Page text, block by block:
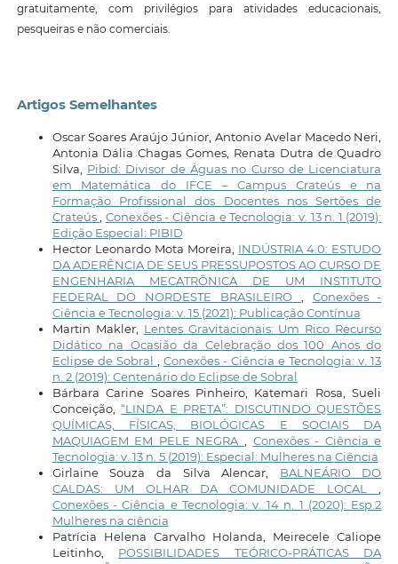
gratuitamente, com privilégios para atividades educacionais,
pesqueiras e não comerciais.
Artigos Semelhantes
Oscar Soares Araújo Júnior, Antonio Avelar Macedo Neri,
Antonia Dália Chagas Gomes, Renata Dutra de Quadro
Silva, Pibid: Divisor de Águas no Curso de Licenciatura
em Matemática do IFCE – Campus Crateús e na
Formação Profissional dos Docentes nos Sertões de
Crateús, Conexões - Ciência e Tecnologia: v. 13 n. 1 (2019):
Edição Especial: PIBID
Hector Leonardo Mota Moreira, INDÚSTRIA 4.0: ESTUDO
DA ADERÊNCIA DE SEUS PRESSUPOSTOS AO CURSO DE
ENGENHARIA MECATRÔNICA DE UM INSTITUTO
FEDERAL DO NORDESTE BRASILEIRO , Conexões -
Ciência e Tecnologia: v. 15 (2021): Publicação Contínua
Martin Makler, Lentes Gravitacionais: Um Rico Recurso
Didático na Ocasião da Celebração dos 100 Anos do
Eclipse de Sobral , Conexões - Ciência e Tecnologia: v. 13
n. 2 (2019): Centenário do Eclipse de Sobral
Bárbara Carine Soares Pinheiro, Katemari Rosa, Sueli
Conceição,“LINDA E PRETA”: DISCUTINDO QUESTÕES
QUÍMICAS, FÍSICAS, BIOLÓGICAS E SOCIAIS DA
MAQUIAGEM EM PELE NEGRA , Conexões - Ciência e
Tecnologia: v. 13 n. 5 (2019): Especial: Mulheres na Ciência
Girlaine Souza da Silva Alencar, BALNEÁRIO DO
CALDAS: UM OLHAR DA COMUNIDADE LOCAL,
Conexões - Ciência e Tecnologia: v. 14 n. 1 (2020): Esp.2
Mulheres na ciência
Patrícia Helena Carvalho Holanda, Meirecele Caliope
Leitinho, POSSIBILIDADES TEÓRICO-PRÁTICAS DA